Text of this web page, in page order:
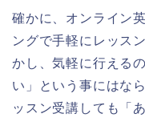
確かに、オンライン
ングで手軽にレッス
かし、気軽に行える
い」という事にはな
ッスン受講しても「